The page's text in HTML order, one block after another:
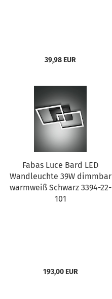
39,98 EUR
Fabas Luce Bard LED
Wandleuchte 39W dimmbar
warmweiß Schwarz 3394-22-
101
193,00 EUR